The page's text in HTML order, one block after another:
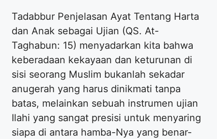
Tadabbur Penjelasan Ayat Tentang Harta
dan Anak sebagai Ujian (QS. At-
Taghabun: 15) menyadarkan kita bahwa
keberadaan kekayaan dan keturunan di
sisi seorang Muslim bukanlah sekadar
anugerah yang harus dinikmati tanpa
batas, melainkan sebuah instrumen ujian
Ilahi yang sangat presisi untuk menyaring
siapa di antara hamba-Nya yang benar-